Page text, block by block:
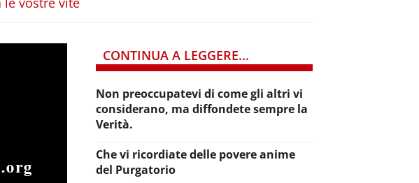
CONTINUA A LEGGERE...
Non preoccupatevi di come gli altri vi
considerano, ma diffondete sempre la
Verità.
Che vi ricordiate delle povere anime
del Purgatorio